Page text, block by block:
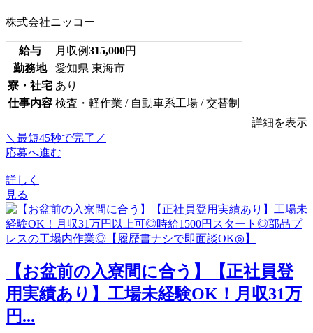
株式会社ニッコー
給与 月収例315,000円
勤務地
愛知県 東海市
寮・社宅 あり
仕事内容 検査・軽作業 / 自動車系工場 / 交替制
詳細を表示
＼最短45秒で完了／
応募へ進む
詳しく
見る
【お盆前の入寮間に合う】【正社員登
用実績あり】工場未経験OK！月収31万
円...